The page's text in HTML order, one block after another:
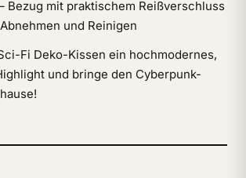
Bezug mit praktischem Reißverschluss
und Reinigen
Fi Deko-Kissen ein hochmodernes,
und bringe den Cyberpunk-